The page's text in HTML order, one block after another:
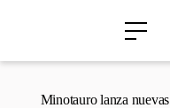
Minotauro lanza nuevas
›